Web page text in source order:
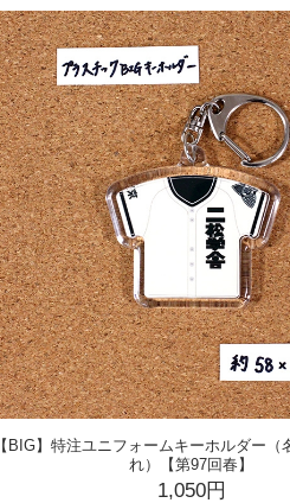
【BIG】特注ユニフォームキーホルダー（
れ）【第97回春】
1,050円